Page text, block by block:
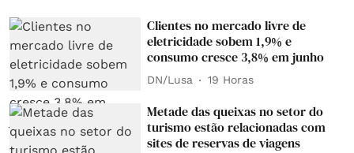
Clientes no mercado livre de
eletricidade sobem 1,9% e
consumo cresce 3,8% em junho
DN/Lusa 19 Horas
Metade das queixas no setor do
turismo estão relacionadas com
sites de reservas de viagens